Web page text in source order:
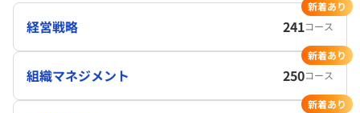
経営戦略 241コース
新着あり
組織マネジメント 250コース
新着あり
新着あり